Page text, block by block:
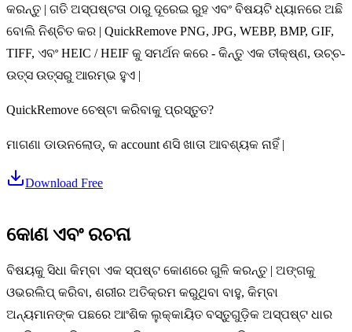
କରନ୍ତୁ | ଗତି ଅସ୍ପଷ୍ଟତା ଠାରୁ ଦୂରେଇ ରୁହ ଏବଂ ବିଷୟଟି ଧ୍ୟାନରେ ଅଛି
ବୋଲି ନିଶ୍ଚିତ କର | QuickRemove PNG, JPG, WEBP, BMP, GIF,
TIFF, ଏବଂ HEIC / HEIF କୁ ସମର୍ଥନ କରେ - କିନ୍ତୁ ଏକ ତୀକ୍ଷ୍ଣ, ଉଚ୍ଚ-
ଉତ୍ସ ଉତ୍ସରୁ ଆରମ୍ଭ ହୁଏ |
QuickRemove ଚେଷ୍ଟା କରିବାକୁ ପ୍ରସ୍ତୁତ?
ମାଗଣା ଡାଉନଲୋଡ୍, କ account ଣସି ଖାତା ଆବଶ୍ୟକ ନାହିଁ |
Download Free
କୋଣ ଏବଂ ରଚନା
ବିଷୟକୁ ସିଧା କିମ୍ବା ଏକ ସ୍ପଷ୍ଟ କୋଣରେ ଗୁଳି କରନ୍ତୁ | ଅଙ୍ଗକୁ
ଓଭରଲିପ୍ କରିବା, ଶରୀର ଅତିକ୍ରମ କରୁଥିବା ବାହୁ, କିମ୍ବା
ଅନ୍ୟମାନଙ୍କ ପଛରେ ଆଂଶିକ ଲୁକ୍କାୟିତ ବସ୍ତୁଗୁଡ଼ିକ ଅସ୍ପଷ୍ଟ ଧାର